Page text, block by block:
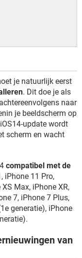
je natuurlijk eerst
. Dit doe je als
naar
je beeldscherm op
update wordt
scherm en wacht
compatibel met de
iPhone 11 Pro,
Max, iPhone XR,
7, iPhone 7 Plus,
generatie), iPhone
van